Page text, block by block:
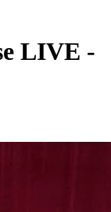
LIVE -